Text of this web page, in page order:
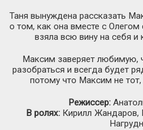
Таня вынуждена рассказать
о том, как она вместе с Олегом
взяла всю вину на себя и
Максим заверяет любимую,
разобраться и всегда будет
потому что Максим не
Режиссер:
В ролях: Кирилл Жандаров,